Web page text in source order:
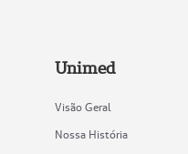
Unimed
Visão Geral
Nossa História